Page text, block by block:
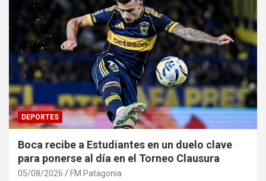
DEPORTES
Boca recibe a Estudiantes en un duelo clave
para ponerse al día en el Torneo Clausura
05/08/2026 FM Patagonia